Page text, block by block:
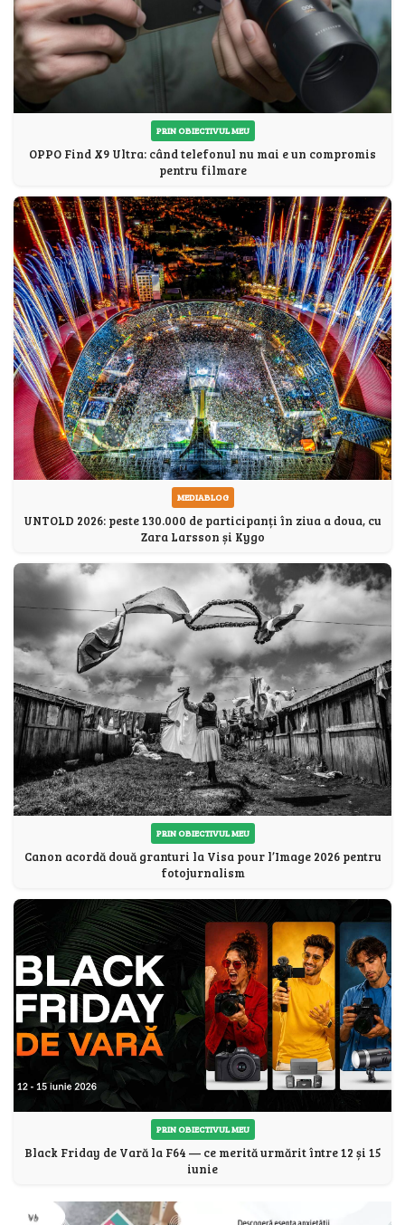
PRIN OBIECTIVUL MEU
OPPO Find X9 Ultra: când telefonul nu mai e un compromis
pentru filmare
MEDIABLOG
UNTOLD 2026: peste 130.000 de participanți în ziua a doua, cu
Zara Larsson și Kygo
PRIN OBIECTIVUL MEU
Canon acordă două granturi la Visa pour l’Image 2026 pentru
fotojurnalism
PRIN OBIECTIVUL MEU
Black Friday de Vară la F64 — ce merită urmărit între 12 și 15
iunie